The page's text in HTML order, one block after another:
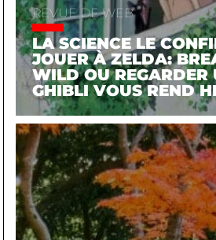
REVUE DE WEB
LA SCIENCE LE
JOUER À ZELDA:
WILD OU REGARDER
GHIBLI VOUS REND